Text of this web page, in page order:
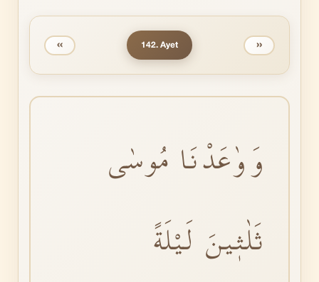
‹‹ 142. Ayet ››
وَوٰعَدْنَا مُوسٰى
ثَلٰثٖينَ لَيْلَةً